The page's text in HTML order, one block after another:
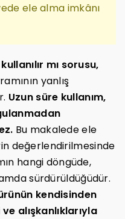
ele alma imkânı
mı sorusu,
yanlış
Uzun süre kullanım,
Bu makalede ele
değerlendirilmesinde
hangi döngüde,
sürdürüldüğüdür.
kendisinden
alışkanlıklarıyla